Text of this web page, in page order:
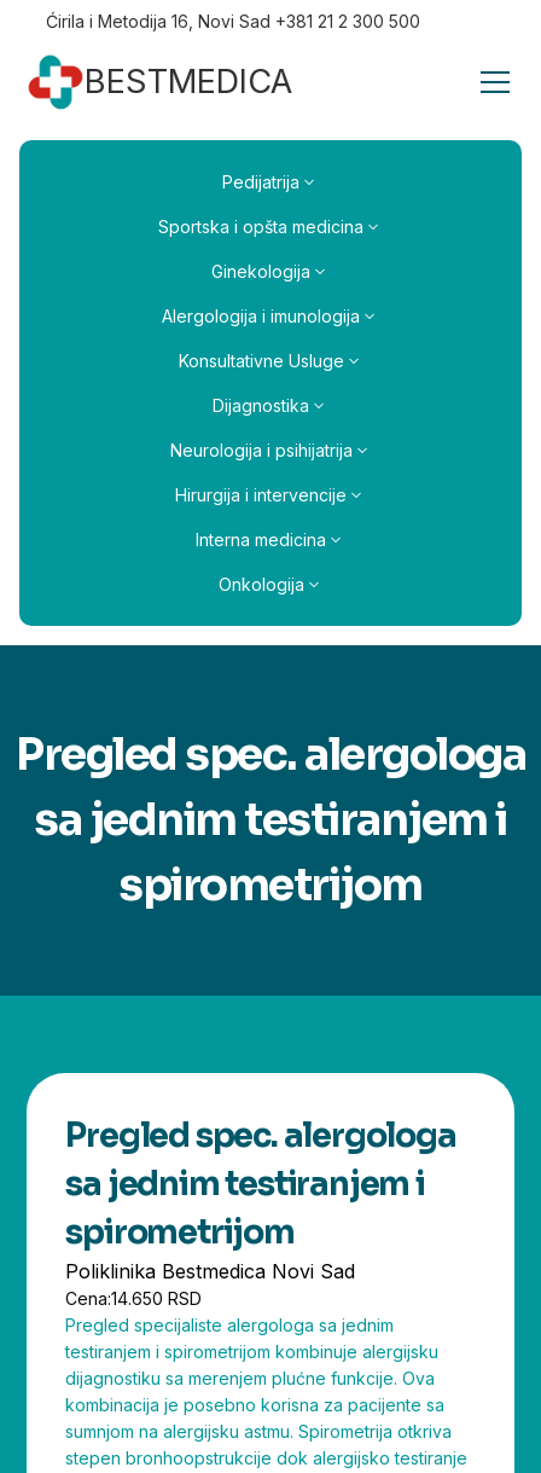
Ćirila i Metodija 16, Novi Sad +381 21 2 300 500
BESTMEDICA
Pedijatrija
Sportska i opšta medicina
Ginekologija
Alergologija i imunologija
Konsultativne Usluge
Dijagnostika
Neurologija i psihijatrija
Hirurgija i intervencije
Interna medicina
Onkologija
Pregled spec. alergologa
sa jednim testiranjem i
spirometrijom
Pregled spec. alergologa
sa jednim testiranjem i
spirometrijom
Poliklinika Bestmedica Novi Sad
Cena:14.650 RSD
Pregled specijaliste alergologa sa jednim
testiranjem i spirometrijom kombinuje alergijsku
dijagnostiku sa merenjem plućne funkcije. Ova
kombinacija je posebno korisna za pacijente sa
sumnjom na alergijsku astmu. Spirometrija otkriva
stepen bronhoopstrukcije dok alergijsko testiranje